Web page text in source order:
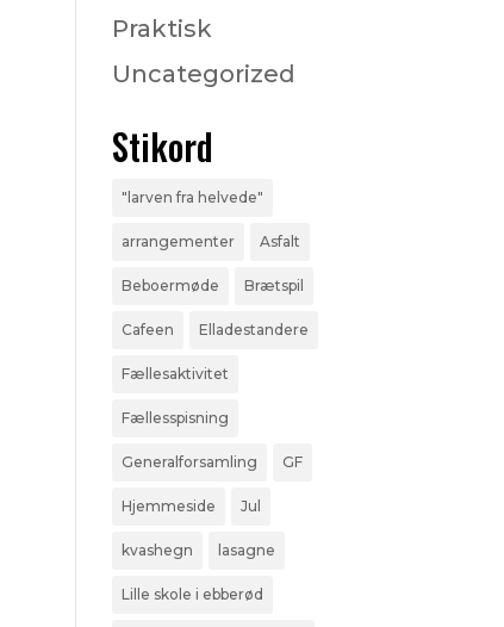
Praktisk
Uncategorized
Stikord
"larven fra helvede"
arrangementer Asfalt
Beboermøde Brætspil
Cafeen Elladestandere
Fællesaktivitet
Fællesspisning
Generalforsamling GF
Hjemmeside Jul
kvashegn lasagne
Lille skole i ebberød